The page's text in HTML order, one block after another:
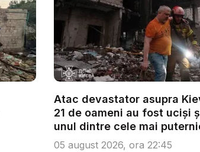
Atac devastator asupra
21 de oameni au fost uciși
unul dintre cele mai
05 august 2026, ora 22:45